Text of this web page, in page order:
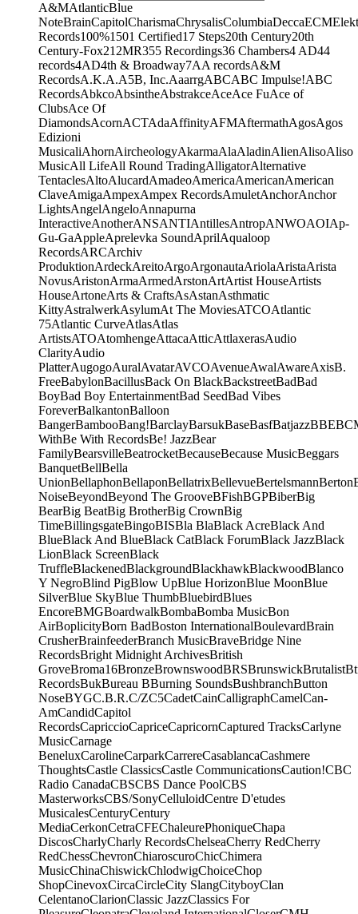
A&MAtlanticBlue
NoteBrainCapitolCharismaChrysalisColumbiaDeccaECM
Records100%1501 Certified17 Steps20th Century20th
Century-Fox21 2MR355 Recordings36 Chambers4 AD44
records4AD4th & Broadway7AA recordsA&M
RecordsA.K.A.A5B, Inc.AaarrgABCABC Impulse!ABC
RecordsAbkcoAbsintheAbstrakceAceAce FuAce of
ClubsAce Of
DiamondsAcornACTAdaAffinityAFMAftermathAgosAgos
Edizioni
MusicaliAhornAircheologyAkarmaAlaAladinAlienAlisoAliso
MusicAll LifeAll Round TradingAlligatorAlternative
TentaclesAltoAlucardAmadeoAmericaAmericanAmerican
ClaveAmigaAmpexAmpex RecordsAmuletAnchorAnchor
LightsAngelAngeloAnnapurna
InteractiveAnotherANSANTIAntillesAntropANWOAOIAp-
Gu-GaAppleAprelevka SoundAprilAqualoop
RecordsARCArchiv
ProduktionArdeckAreitoArgoArgonautaAriolaAristaArista
NovusAristonArmaArmedArstonArtArtist HouseArtists
HouseArtoneArts & CraftsAsAstanAsthmatic
KittyAstralwerkAsylumAt The MoviesATCOAtlantic
75Atlantic CurveAtlasAtlas
ArtistsATOAtomhengeAttacaAtticAttlaxerasAudio
ClarityAudio
PlatterAugogoAuralAvatarAVCOAvenueAwalAwareAxisB.
FreeBabylonBacillusBack On BlackBackstreetBadBad
BoyBad Boy EntertainmentBad SeedBad Vibes
ForeverBalkantonBalloon
BangerBambooBang!BarclayBarsukBaseBasfBatjazzBBE
WithBe With RecordsBe! JazzBear
FamilyBearsvilleBeatrocketBecauseBecause MusicBeggars
BanquetBellBella
UnionBellaphonBellaponBellatrixBellevueBertelsmannBerton
NoiseBeyondBeyond The GrooveBFishBGPBiberBig
BearBig BeatBig BrotherBig CrownBig
TimeBillingsgateBingoBISBla BlaBlack AcreBlack And
BlueBlack And BlueBlack CatBlack ForumBlack JazzBlack
LionBlack ScreenBlack
TruffleBlackenedBlackgroundBlackhawkBlackwoodBlanco
Y NegroBlind PigBlow UpBlue HorizonBlue MoonBlue
SilverBlue SkyBlue ThumbBluebirdBlues
EncoreBMGBoardwalkBombaBomba MusicBon
AirBoplicityBorn BadBoston InternationalBoulevardBrain
CrusherBrainfeederBranch MusicBraveBridge Nine
RecordsBright Midnight ArchivesBritish
GroveBroma16BronzeBrownswoodBRSBrunswickBrutalist
RecordsBukBureau BBurning SoundsBushbranchButton
NoseBYGC.B.R.C/ZC5CadetCainCalligraphCamelCan-
AmCandidCapitol
RecordsCapriccioCapriceCapricornCaptured TracksCarlyne
MusicCarnage
BeneluxCarolineCarparkCarrereCasablancaCashmere
ThoughtsCastle ClassicsCastle CommunicationsCaution!CBC
Radio CanadaCBSCBS Dance PoolCBS
MasterworksCBS/SonyCelluloidCentre D'etudes
MusicalesCenturyCentury
MediaCerkonCetraCFEChaleurePhoniqueChapa
DiscosCharlyCharly RecordsChelseaCherry RedCherry
RedChessChevronChiaroscuroChicChimera
MusicChinaChiswickChlodwigChoiceChop
ShopCinevoxCircaCircleCity SlangCityboyClan
CelentanoClarionClassic JazzClassics For